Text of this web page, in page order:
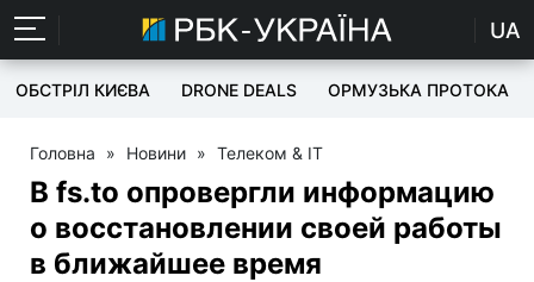
UA
ОБСТРІЛ КИЄВА DRONE DEALS ОРМУЗЬКА ПРОТОКА
Головна » Новини » Телеком & IT
В fs.to опровергли информацию
о восстановлении своей работы
в ближайшее время